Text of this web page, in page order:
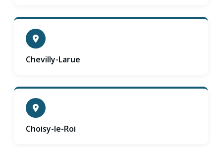
Chevilly-Larue
Choisy-le-Roi